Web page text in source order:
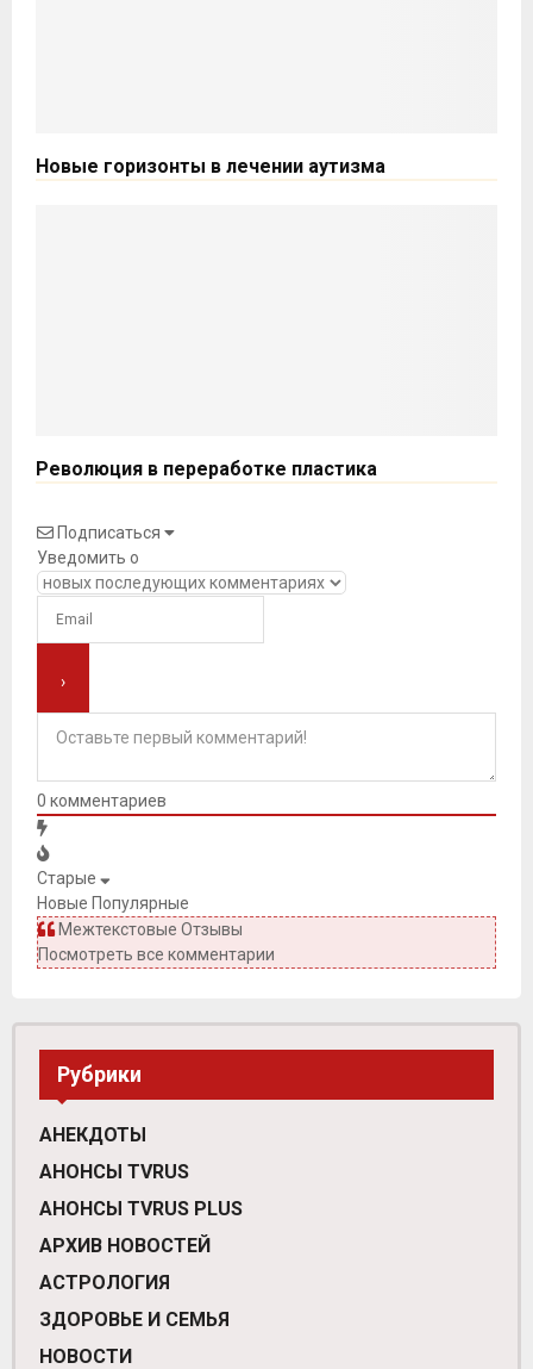
Новые горизонты в лечении аутизма
Революция в переработке пластика
Подписаться
Уведомить о
0 комментариев
Старые
Новые Популярные
Межтекстовые Отзывы
Посмотреть все комментарии
Рубрики
АНЕКДОТЫ
АНОНСЫ TVRUS
АНОНСЫ TVRUS PLUS
АРХИВ НОВОСТЕЙ
АСТРОЛОГИЯ
ЗДОРОВЬЕ И СЕМЬЯ
НОВОСТИ